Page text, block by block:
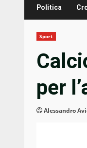
Politica
Sport
per
Alessandro